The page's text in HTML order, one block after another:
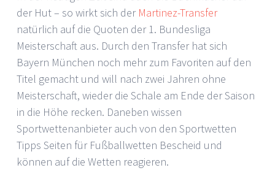
der Hut – so wirkt sich der Martinez-Transfer
natürlich auf die Quoten der 1. Bundesliga
Meisterschaft aus. Durch den Transfer hat sich
Bayern München noch mehr zum Favoriten auf den
Titel gemacht und will nach zwei Jahren ohne
Meisterschaft, wieder die Schale am Ende der Saison
in die Höhe recken. Daneben wissen
Sportwettenanbieter auch von den Sportwetten
Tipps Seiten für Fußballwetten Bescheid und
können auf die Wetten reagieren.